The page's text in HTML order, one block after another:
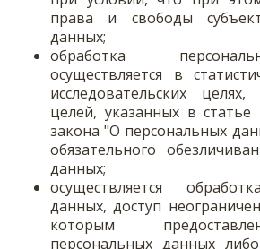
права и свободы
данных;
обработка
осуществляется в
исследовательских
целей, указанных в
закона "О персональных
обязательного
данных;
осуществляется
данных, доступ
которым
персональных данных